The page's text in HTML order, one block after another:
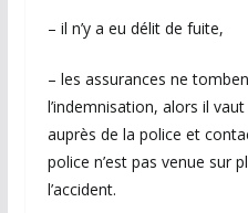
– il n’y a eu délit de fuite,
– les assurances ne
l’indemnisation, alors il
auprès de la police et
police n’est pas venue sur
l’accident.